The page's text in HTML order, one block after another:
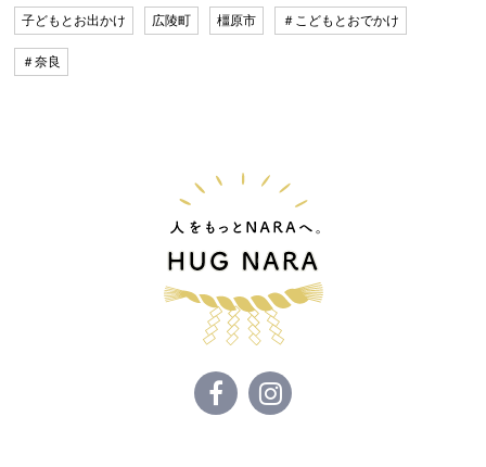
子どもとお出かけ 広陵町 橿原市 ＃こどもとおでかけ
＃奈良